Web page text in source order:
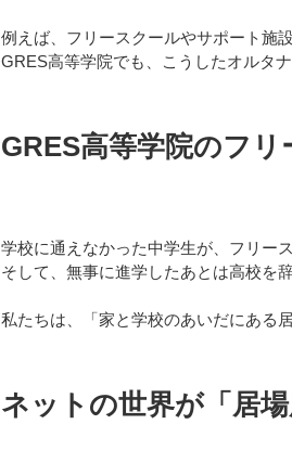
例えば、フリースクールやサポート施設
GRES高等学院でも、こうしたオルタ
GRES高等学院のフ
学校に通えなかった中学生が、フリー
そして、無事に進学したあとは高校を
私たちは、「家と学校のあいだにある
ネットの世界が「居